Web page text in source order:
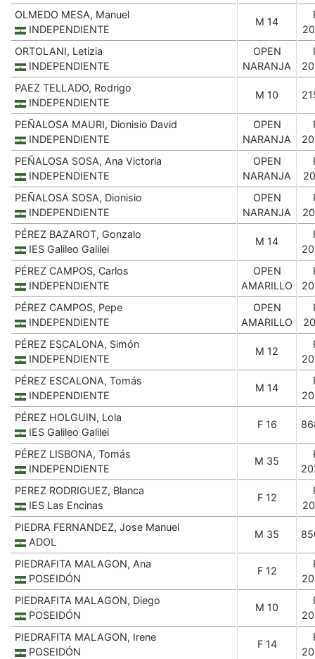
OLMEDO MESA, Manuel
INDEPENDIENTE
M 14
ORTOLANI, Letizia
INDEPENDIENTE
OPEN
NARANJA
PAEZ TELLADO, Rodrigo
INDEPENDIENTE
M 10
PEÑALOSA MAURI, Dionisio David
INDEPENDIENTE
OPEN
NARANJA
PEÑALOSA SOSA, Ana Victoria
INDEPENDIENTE
OPEN
NARANJA
PEÑALOSA SOSA, Dionisio
INDEPENDIENTE
OPEN
NARANJA
PÉREZ BAZAROT, Gonzalo
IES Galileo Galilei
M 14
PÉREZ CAMPOS, Carlos
INDEPENDIENTE
OPEN
AMARILLO
PÉREZ CAMPOS, Pepe
INDEPENDIENTE
OPEN
AMARILLO
PÉREZ ESCALONA, Simón
INDEPENDIENTE
M 12
PÉREZ ESCALONA, Tomás
INDEPENDIENTE
M 14
PÉREZ HOLGUIN, Lola
IES Galileo Galilei
F 16
PÉREZ LISBONA, Tomás
INDEPENDIENTE
M 35
PEREZ RODRIGUEZ, Blanca
IES Las Encinas
F 12
PIEDRA FERNANDEZ, Jose Manuel
ADOL
M 35
PIEDRAFITA MALAGON, Ana
POSEIDÓN
F 12
PIEDRAFITA MALAGON, Diego
POSEIDÓN
M 10
PIEDRAFITA MALAGON, Irene
POSEIDÓN
F 14